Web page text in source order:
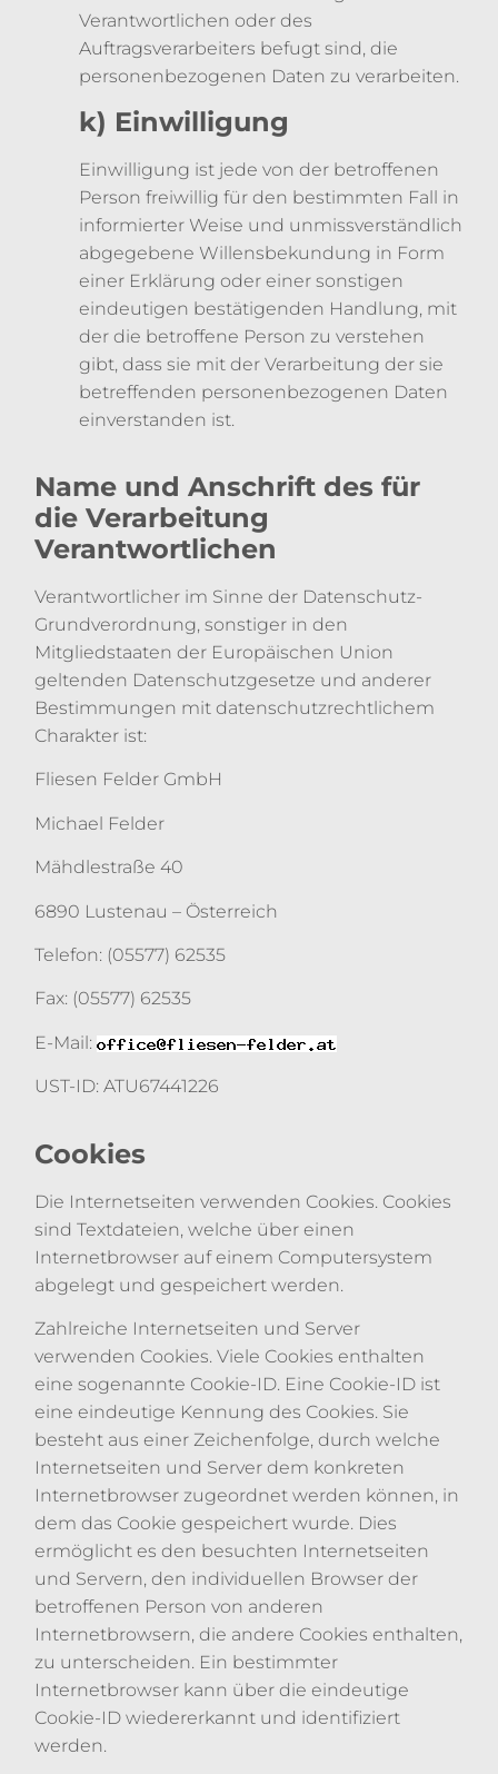
Verantwortlichen oder des
Auftragsverarbeiters befugt sind, die
personenbezogenen Daten zu verarbeiten.
k) Einwilligung
Einwilligung ist jede von der betroffenen
Person freiwillig für den bestimmten Fall in
informierter Weise und unmissverständlich
abgegebene Willensbekundung in Form
einer Erklärung oder einer sonstigen
eindeutigen bestätigenden Handlung, mit
der die betroffene Person zu verstehen
gibt, dass sie mit der Verarbeitung der sie
betreffenden personenbezogenen Daten
einverstanden ist.
Name und Anschrift des für
die Verarbeitung
Verantwortlichen
Verantwortlicher im Sinne der Datenschutz-
Grundverordnung, sonstiger in den
Mitgliedstaaten der Europäischen Union
geltenden Datenschutzgesetze und anderer
Bestimmungen mit datenschutzrechtlichem
Charakter ist:
Fliesen Felder GmbH
Michael Felder
Mähdlestraße 40
6890 Lustenau – Österreich
Telefon: (05577) 62535
Fax: (05577) 62535
E-Mail:
UST-ID: ATU67441226
Cookies
Die Internetseiten verwenden Cookies. Cookies
sind Textdateien, welche über einen
Internetbrowser auf einem Computersystem
abgelegt und gespeichert werden.
Zahlreiche Internetseiten und Server
verwenden Cookies. Viele Cookies enthalten
eine sogenannte Cookie-ID. Eine Cookie-ID ist
eine eindeutige Kennung des Cookies. Sie
besteht aus einer Zeichenfolge, durch welche
Internetseiten und Server dem konkreten
Internetbrowser zugeordnet werden können, in
dem das Cookie gespeichert wurde. Dies
ermöglicht es den besuchten Internetseiten
und Servern, den individuellen Browser der
betroffenen Person von anderen
Internetbrowsern, die andere Cookies enthalten,
zu unterscheiden. Ein bestimmter
Internetbrowser kann über die eindeutige
Cookie-ID wiedererkannt und identifiziert
werden.